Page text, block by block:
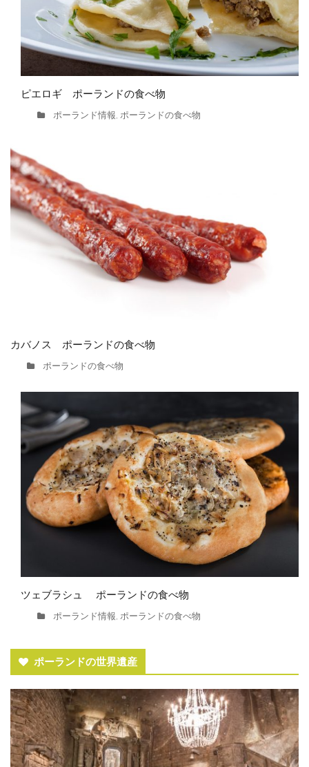
ピエロギ ポーランドの食べ物
ポーランド情報, ポーランドの食べ物
カバノス ポーランドの食べ物
ポーランドの食べ物
ツェブラシュ ポーランドの食べ物
ポーランド情報, ポーランドの食べ物
ポーランドの世界遺産